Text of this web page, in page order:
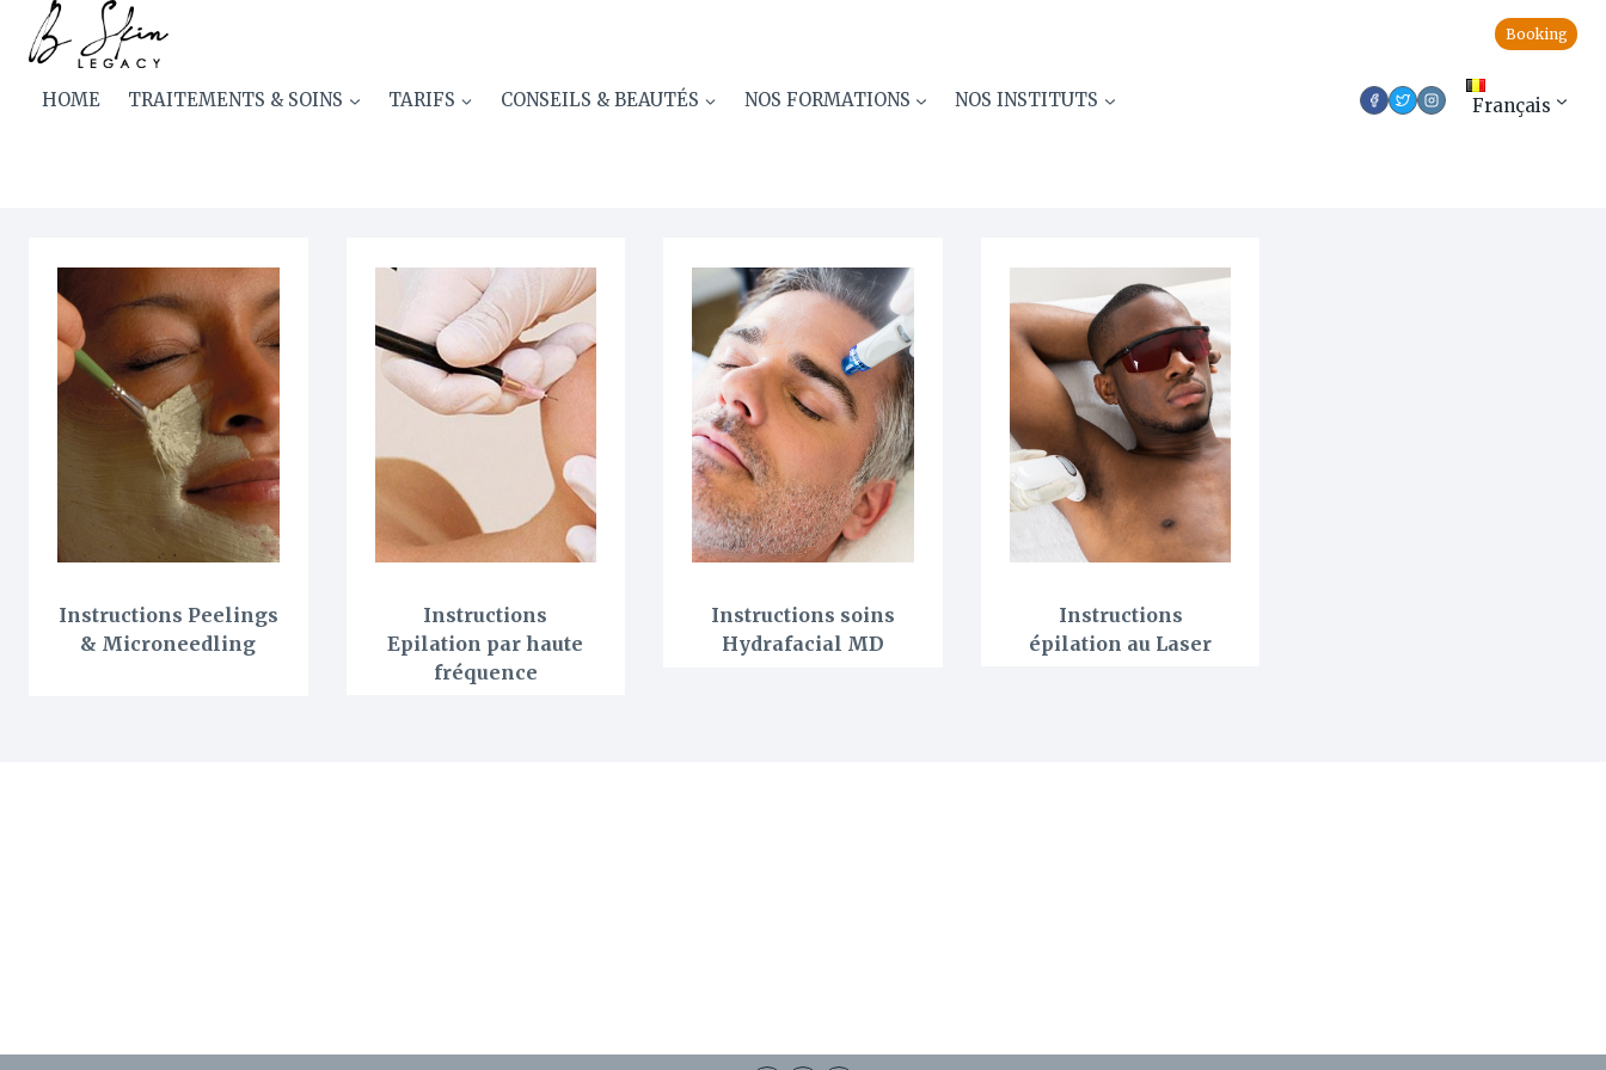
content
Booking
HOME TRAITEMENTS & SOINS TARIFS CONSEILS & BEAUTÉS NOS FORMATIONS NOS INSTITUTS Français
FR-menus instruction pré & post soins
Instructions Peelings
& Microneedling
Instructions
Epilation par haute
fréquence
Instructions soins
Hydrafacial MD
Instructions
épilation au Laser